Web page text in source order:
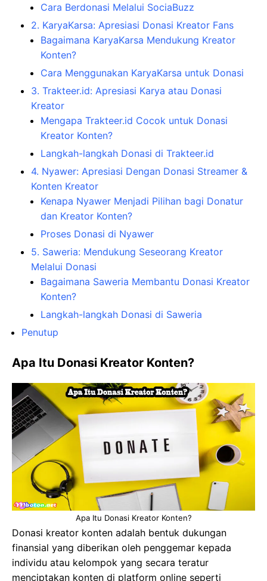
Cara Berdonasi Melalui SociaBuzz
2. KaryaKarsa: Apresiasi Donasi Kreator Fans
Bagaimana KaryaKarsa Mendukung Kreator
Konten?
Cara Menggunakan KaryaKarsa untuk Donasi
3. Trakteer.id: Apresiasi Karya atau Donasi
Kreator
Mengapa Trakteer.id Cocok untuk Donasi
Kreator Konten?
Langkah-langkah Donasi di Trakteer.id
4. Nyawer: Apresiasi Dengan Donasi Streamer &
Konten Kreator
Kenapa Nyawer Menjadi Pilihan bagi Donatur
dan Kreator Konten?
Proses Donasi di Nyawer
5. Saweria: Mendukung Seseorang Kreator
Melalui Donasi
Bagaimana Saweria Membantu Donasi Kreator
Konten?
Langkah-langkah Donasi di Saweria
Penutup
Apa Itu Donasi Kreator Konten?
Apa Itu Donasi Kreator Konten?
Donasi kreator konten adalah bentuk dukungan
finansial yang diberikan oleh penggemar kepada
individu atau kelompok yang secara teratur
menciptakan konten di platform online seperti